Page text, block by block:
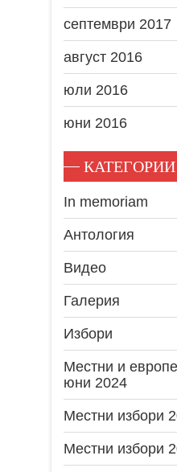
септември 2017
август 2016
юли 2016
юни 2016
КАТЕГОРИИ
In memoriam
Антология
Видео
Галерия
Избори
Местни и
юни 2024
Местни избори
Местни избори